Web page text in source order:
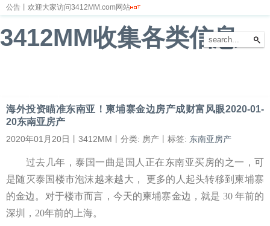
公告丨欢迎大家访问3412MM.com网站
3412MM收集各类信息
海外投资瞄准东南亚！柬埔寨金边房产成财富风眼2020-01-
20东南亚房产
2020年01月20日丨3412MM丨分类: 房产丨标签: 东南亚房产
过去几年，泰国一曲是国人正在东南亚买房的之一，可
是随灭泰国楼市泡沫越来越大， 更多的人起头转移到柬埔寨
的金边。对于楼市而言，今天的柬埔寨金边，就是 30 年前的
深圳，20年前的上海。